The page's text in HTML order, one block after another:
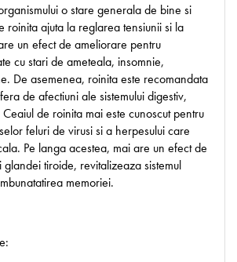
o stare generala de bine si
roinita ajuta la reglarea tensiunii si la
un efect de ameliorare pentru
cu stari de ameteala, insomnie,
De asemenea, roinita este recomandata
de afectiuni ale sistemului digestiv,
de roinita mai este cunoscut pentru
feluri de virusi si a herpesului care
Pe langa acestea, mai are un efect de
tiroide, revitalizeaza sistemul
memoriei.